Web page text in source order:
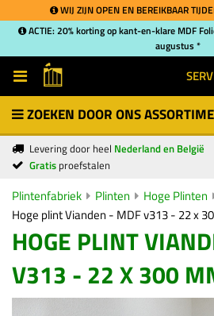
WIJ ZIJN OPEN EN BEREIKBAAR
ACTIE: 20% korting op kant-en-klare MDF
augustus *
ZOEKEN DOOR ONS
Levering door heel Nederland en België
Gratis proefstalen
Plintenfabriek Plinten Hoge Plinten
Hoge plint Vianden - MDF v313 - 22 x
HOGE PLINT
V313 - 22 X 300